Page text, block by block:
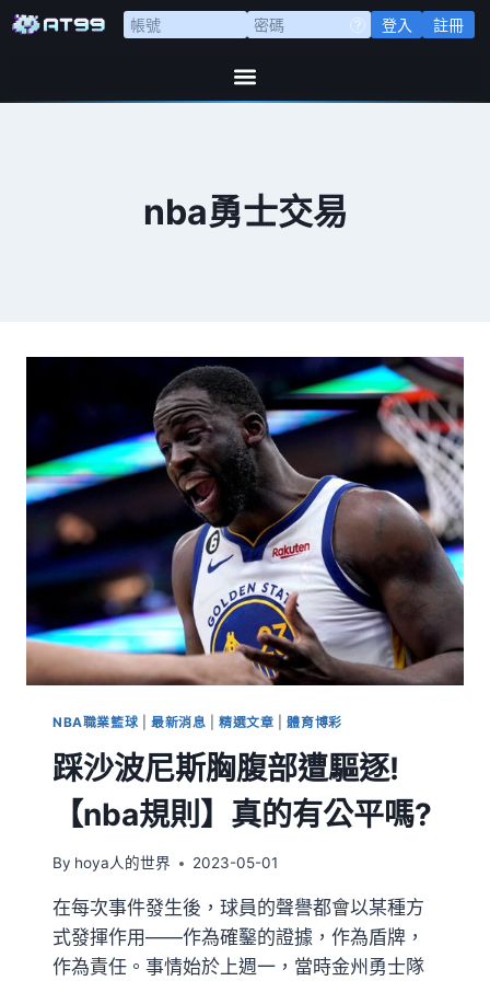
登入 註冊
nba勇士交易
NBA職業籃球 最新消息 |精選文章 |體育博彩
踩沙波尼斯胸腹部遭驅逐!
【nba規則】真的有公平嗎?
By hoya人的世界 2023-05-01
在每次事件發生後，球員的聲譽都會以某種方
式發揮作用——作為確鑿的證據，作為盾牌，
作為責任。事情始於上週一，當時金州勇士隊